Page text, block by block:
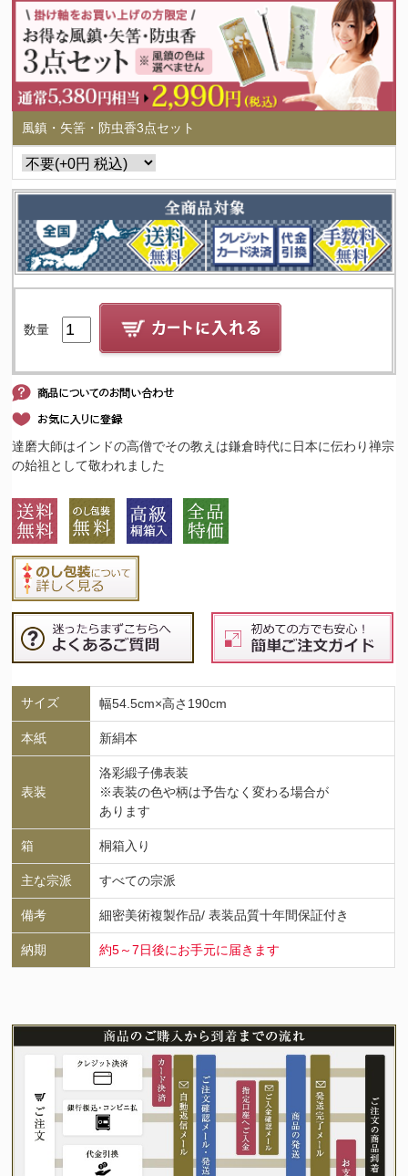
風鎮・矢筈・防虫香3点セット
数量
達磨大師はインドの高僧でその教えは鎌倉時代に日本に伝わり禅宗
の始祖として敬われました
サイズ 幅54.5cm×高さ190cm
本紙 新絹本
表装
洛彩緞子佛表装
※表装の色や柄は予告なく変わる場合が
あります
箱 桐箱入り
主な宗派 すべての宗派
備考 細密美術複製作品/ 表装品質十年間保証付き
納期 約5～7日後にお手元に届きます